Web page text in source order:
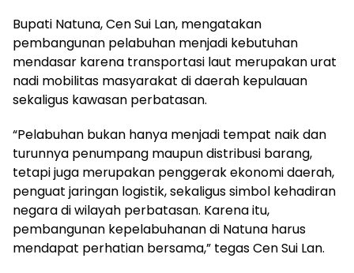
Bupati Natuna, Cen Sui Lan, mengatakan
pembangunan pelabuhan menjadi kebutuhan
mendasar karena transportasi laut merupakan urat
nadi mobilitas masyarakat di daerah kepulauan
sekaligus kawasan perbatasan.
“Pelabuhan bukan hanya menjadi tempat naik dan
turunnya penumpang maupun distribusi barang,
tetapi juga merupakan penggerak ekonomi daerah,
penguat jaringan logistik, sekaligus simbol kehadiran
negara di wilayah perbatasan. Karena itu,
pembangunan kepelabuhanan di Natuna harus
mendapat perhatian bersama,” tegas Cen Sui Lan.